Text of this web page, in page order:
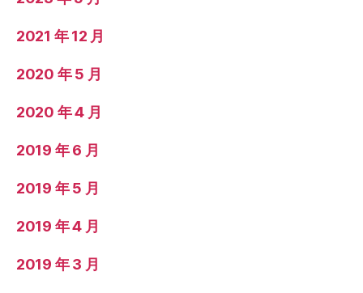
2021 年 12 月
2020 年 5 月
2020 年 4 月
2019 年 6 月
2019 年 5 月
2019 年 4 月
2019 年 3 月